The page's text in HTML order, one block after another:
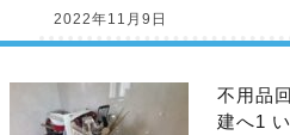
2022年11月9日
不用品
建へ1